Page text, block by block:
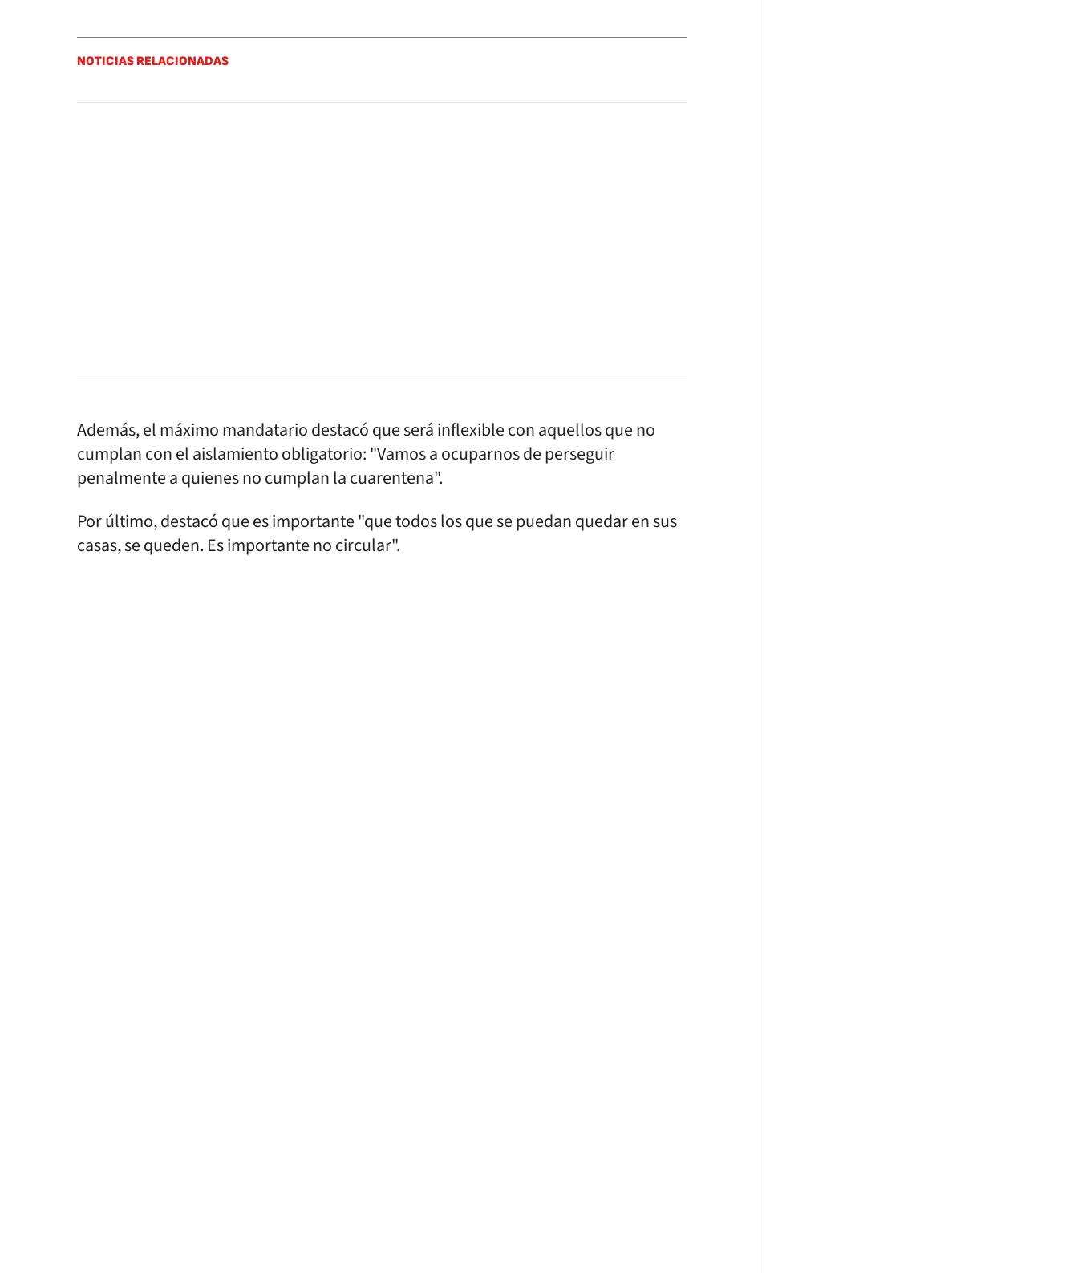
NOTICIAS RELACIONADAS
Además, el máximo mandatario destacó que será inflexible con aquellos que no
cumplan con el aislamiento obligatorio: "Vamos a ocuparnos de perseguir
penalmente a quienes no cumplan la cuarentena".
Por último, destacó que es importante "que todos los que se puedan quedar en sus
casas, se queden. Es importante no circular".